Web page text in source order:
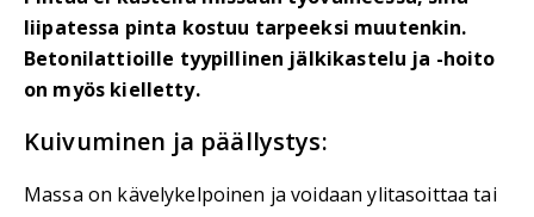
liipatessa pinta kostuu tarpeeksi muutenkin.
Betonilattioille tyypillinen jälkikastelu ja -hoito
on myös kielletty.
Kuivuminen ja päällystys:
Massa on kävelykelpoinen ja voidaan ylitasoittaa tai